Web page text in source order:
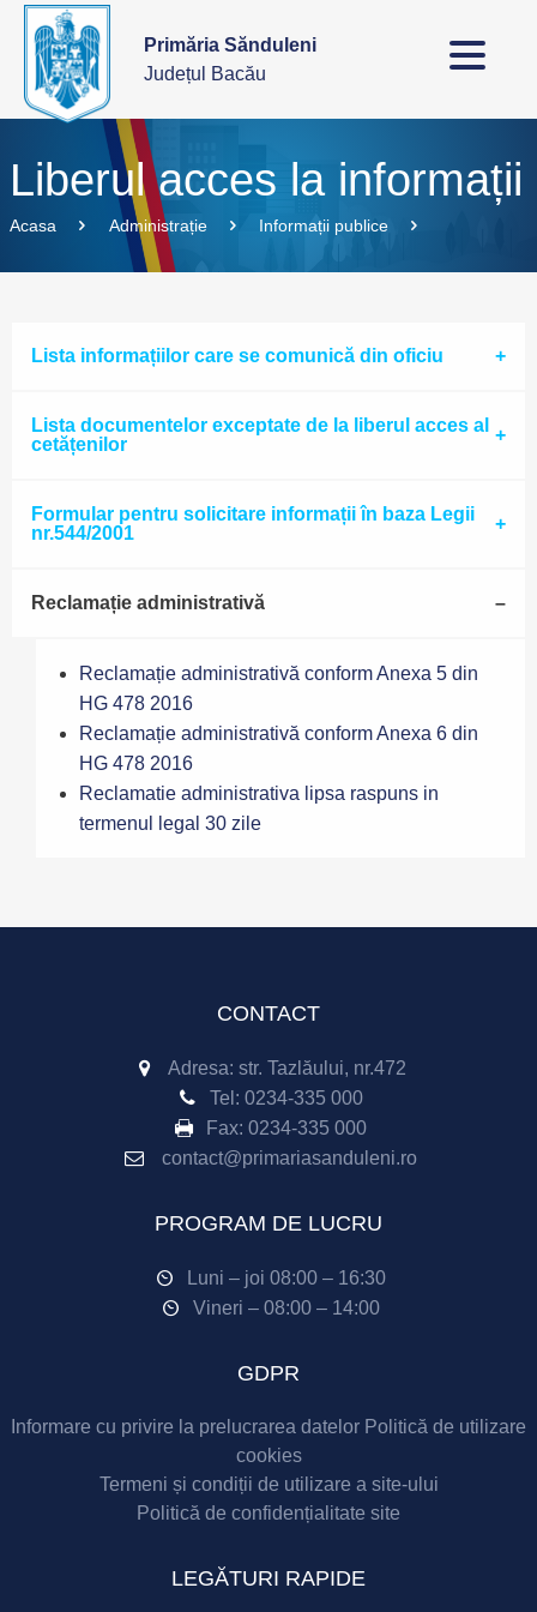
Primăria Sănduleni
Județul Bacău
Liberul acces la informații
Acasa Administrație Informații publice
Lista informațiilor care se comunică din oficiu
Lista documentelor exceptate de la liberul acces al
cetățenilor
Formular pentru solicitare informații în baza Legii
nr.544/2001
Reclamație administrativă
Reclamație administrativă conform Anexa 5 din
HG 478 2016
Reclamație administrativă conform Anexa 6 din
HG 478 2016
Reclamatie administrativa lipsa raspuns in
termenul legal 30 zile
CONTACT
Adresa: str. Tazlăului, nr.472
Tel: 0234-335 000
Fax: 0234-335 000
contact@primariasanduleni.ro
PROGRAM DE LUCRU
Luni – joi 08:00 – 16:30
Vineri – 08:00 – 14:00
GDPR
Informare cu privire la prelucrarea datelor Politică de utilizare
cookies
Termeni și condiții de utilizare a site-ului
Politică de confidențialitate site
LEGĂTURI RAPIDE